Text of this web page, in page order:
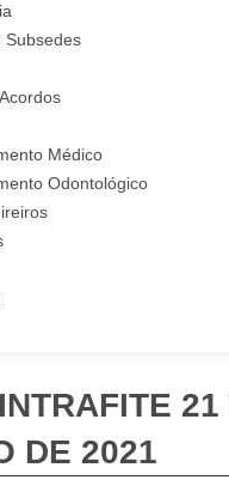
Subsedes
Médico
Odontológico
21
DE 2021